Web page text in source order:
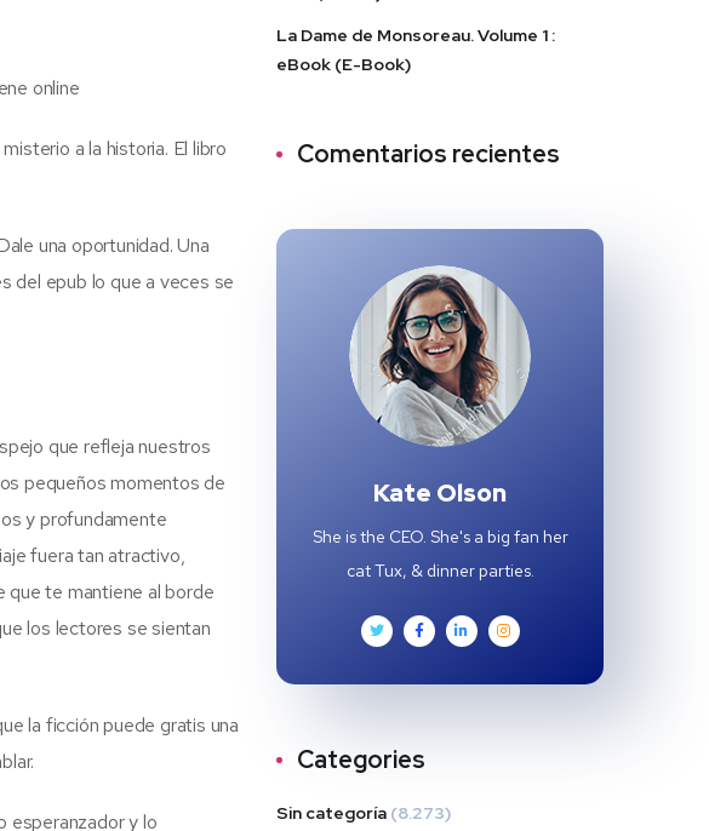
online
a la historia. El libro
una oportunidad. Una
del epub lo que a veces se
que refleja nuestros
pequeños momentos de
y profundamente
fuera tan atractivo,
que te mantiene al borde
los lectores se sientan
la ficción puede gratis una
esperanzador y lo
La Dame de Monsoreau. Volume 1 :
eBook (E-Book)
Comentarios recientes
Kate Olson
She is the CEO. She's a big fan her
cat Tux, & dinner parties.
Categories
Sin categoría (8.273)